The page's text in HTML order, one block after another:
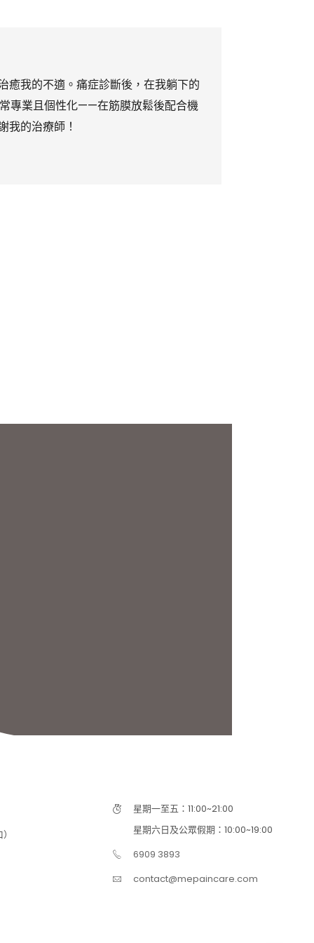
癒我的不適。痛症診斷後，在我躺下的
專業且個性化——在筋膜放鬆後配合機
我的治療師！
星期一至五：11:00~21:00
星期六日及公眾假期：10:00~19:00
6909 3893
contact@mepaincare.com